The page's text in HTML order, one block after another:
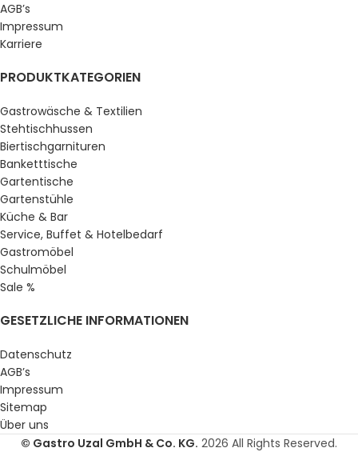
AGB’s
Impressum
Karriere
PRODUKTKATEGORIEN
Gastrowäsche & Textilien
Stehtischhussen
Biertischgarnituren
Banketttische
Gartentische
Gartenstühle
Küche & Bar
Service, Buffet & Hotelbedarf
Gastromöbel
Schulmöbel
Sale %
GESETZLICHE INFORMATIONEN
Datenschutz
AGB’s
Impressum
Sitemap
Über uns
© Gastro Uzal GmbH & Co. KG. 2026 All Rights Reserved.